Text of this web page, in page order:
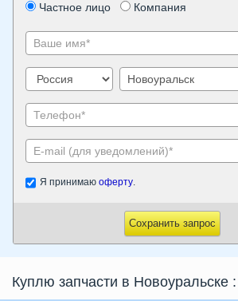
Частное лицо Компания
Я принимаю оферту.
Сохранить запрос
Куплю запчасти в Новоуральске :